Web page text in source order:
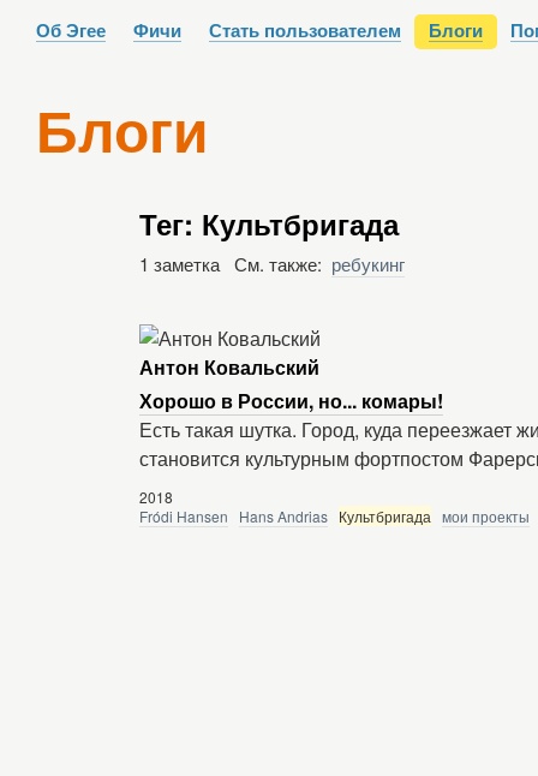
Об Эгее Фичи Стать пользователем Блоги
Блоги
Тег: Культбригада
1 заметка См. также: ребукинг
Антон Ковальский
Хорошо в России, но... комары!
Есть такая шутка. Город, куда переезжает
становится культурным фортпостом
2018
Fródi Hansen
Hans Andrias Культбригада мои проекты